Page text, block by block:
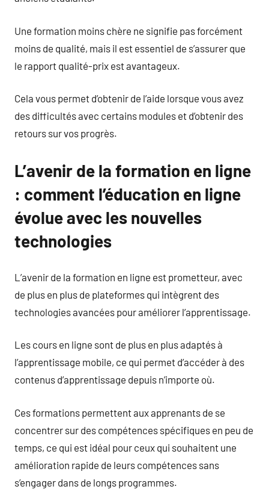
Une formation moins chère ne signifie pas forcément
moins de qualité, mais il est essentiel de s’assurer que
le rapport qualité-prix est avantageux.
Cela vous permet d’obtenir de l’aide lorsque vous avez
des difficultés avec certains modules et d’obtenir des
retours sur vos progrès.
L’avenir de la formation en ligne
: comment l’éducation en ligne
évolue avec les nouvelles
technologies
L’avenir de la formation en ligne est prometteur, avec
de plus en plus de plateformes qui intègrent des
technologies avancées pour améliorer l’apprentissage.
Les cours en ligne sont de plus en plus adaptés à
l’apprentissage mobile, ce qui permet d’accéder à des
contenus d’apprentissage depuis n’importe où.
Ces formations permettent aux apprenants de se
concentrer sur des compétences spécifiques en peu de
temps, ce qui est idéal pour ceux qui souhaitent une
amélioration rapide de leurs compétences sans
s’engager dans de longs programmes.